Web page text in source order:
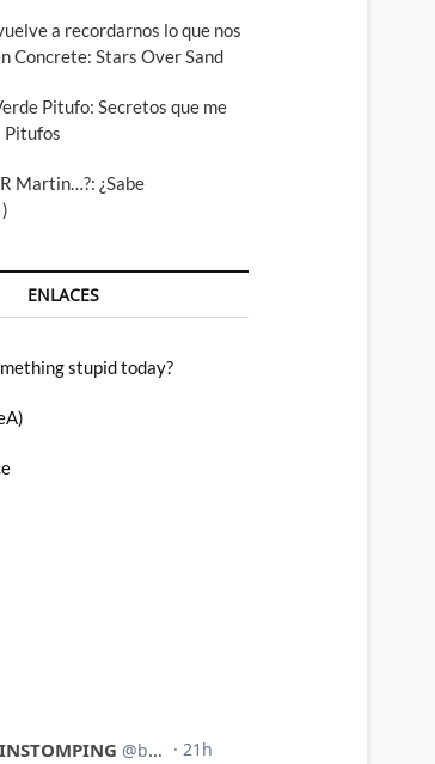
a recordarnos lo que nos
Concrete: Stars Over Sand
Pitufo: Secretos que me
Pitufos
Martin…?: ¿Sabe
ENLACES
stupid today?